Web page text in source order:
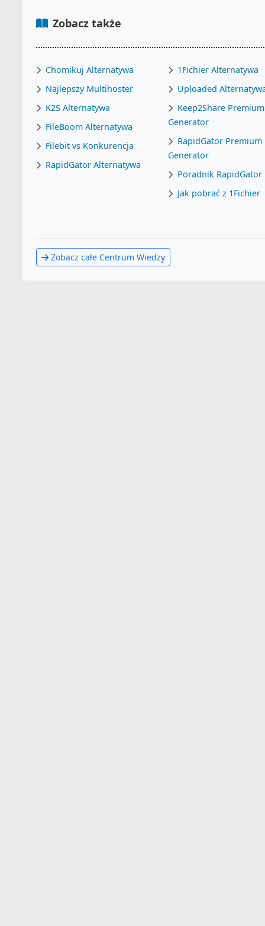
Zobacz także
Chomikuj Alternatywa
Najlepszy Multihoster
K2S Alternatywa
FileBoom Alternatywa
Filebit vs Konkurencja
RapidGator Alternatywa
1Fichier Alternatywa
Uploaded
Keep2Share Premium
Generator
RapidGator Premium
Generator
Poradnik RapidGator
Jak pobrać z 1Fichier
Zobacz całe Centrum Wiedzy